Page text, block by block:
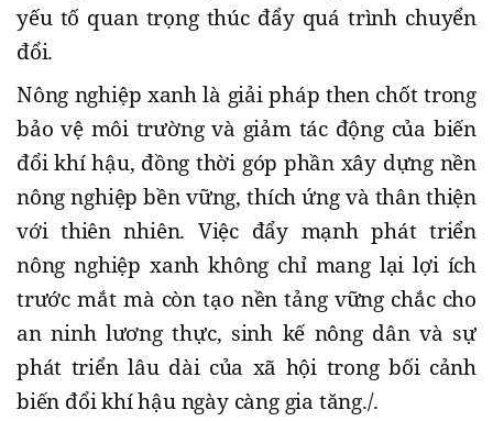
yếu tố quan trọng thúc đẩy quá trình chuyển
đổi.
Nông nghiệp xanh là giải pháp then chốt trong
bảo vệ môi trường và giảm tác động của biến
đổi khí hậu, đồng thời góp phần xây dựng nền
nông nghiệp bền vững, thích ứng và thân thiện
với thiên nhiên. Việc đẩy mạnh phát triển
nông nghiệp xanh không chỉ mang lại lợi ích
trước mắt mà còn tạo nền tảng vững chắc cho
an ninh lương thực, sinh kế nông dân và sự
phát triển lâu dài của xã hội trong bối cảnh
biến đổi khí hậu ngày càng gia tăng./.